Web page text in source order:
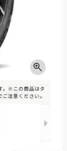
。※この商品はタ
注意ください。